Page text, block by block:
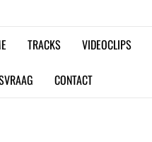
TRACKS VIDEOCLIPS
CONTACT